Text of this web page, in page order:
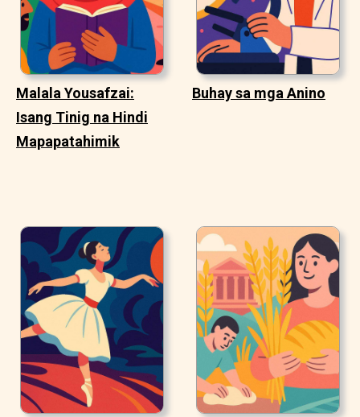
Malala Yousafzai:
Isang Tinig na Hindi
Mapapatahimik
Buhay sa mga Anino